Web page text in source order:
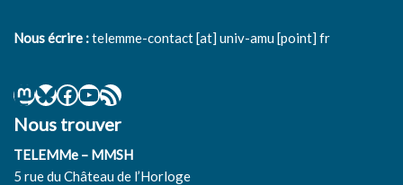
Nous écrire :telemme-contact [at] univ-amu [point] fr
Nous trouver
TELEMMe – MMSH
5 rue du Château de l’Horloge